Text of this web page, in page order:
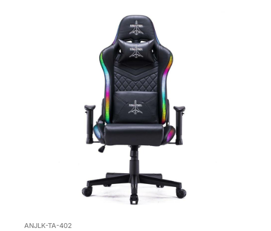
ANJLK-TA-402